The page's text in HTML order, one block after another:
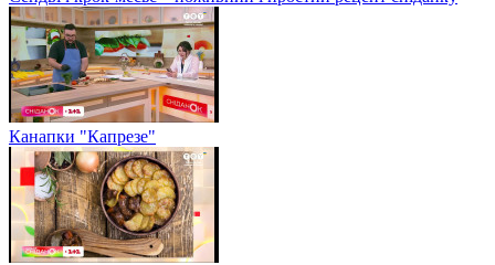
Канапки "Капрезе"